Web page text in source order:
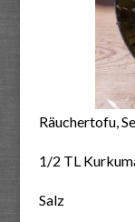
Räuchertofu,
1/2 TL
Salz